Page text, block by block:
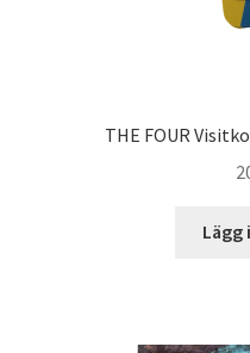
THE FOUR
Lägg